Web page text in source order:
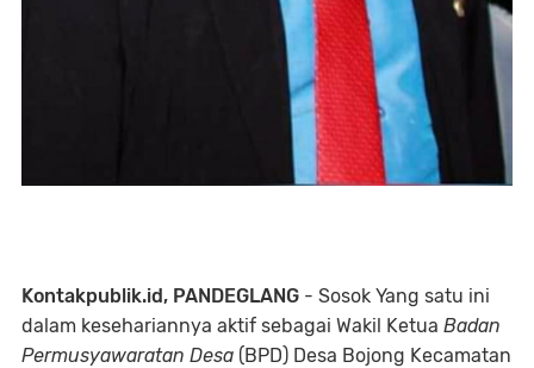
Kontakpublik.id, PANDEGLANG - Sosok Yang satu ini
dalam kesehariannya aktif sebagai Wakil Ketua Badan
Permusyawaratan Desa (BPD) Desa Bojong Kecamatan